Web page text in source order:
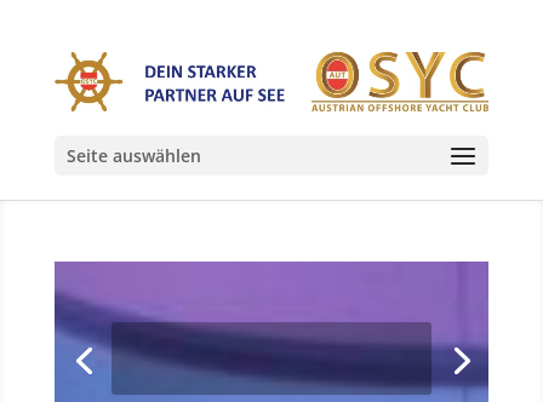
Seite auswählen